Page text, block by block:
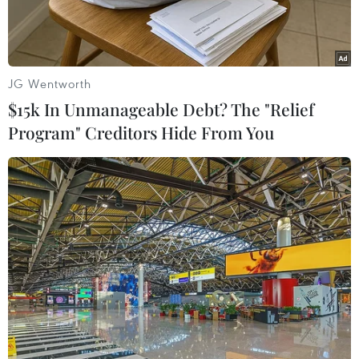
Lực lượng Chính phủ Syria ở Aleppo. (Nguồn: EPA)
Ngày 12/11, hãng thông tấn SANA đưa tin, lực
lượng Chính phủ Syria đã giành lại được hai
khu vực quan trọng mới rơi vào tay lực lượng
nổi dậy trong cuộc tấn công quy mô lớn ở tỉnh
Aleppo, miền Bắc nước này.
JG Wentworth
$15k In Unmanageable Debt? The "Relief
Program" Creditors Hide From You